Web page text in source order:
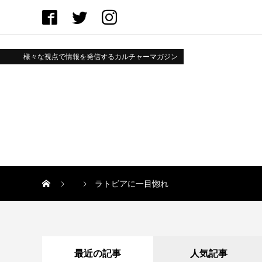
様々な視点で情報を発信するカルチャーマガジン
ラトビアに一目惚れ
最近の記事 人気記事